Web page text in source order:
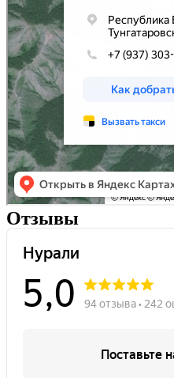
Отзывы